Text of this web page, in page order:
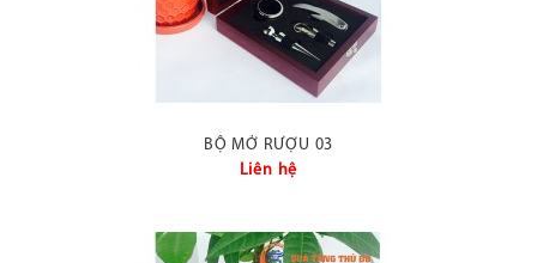
BỘ MỞ RƯỢU 03
Liên hệ